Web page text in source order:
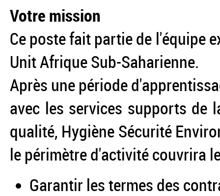
Votre mission
Ce poste fait partie de l'équipe
Unit Afrique Sub-Saharienne.
Après une période
avec les services supports de
qualité, Hygiène Sécurité
le périmètre d'activité couvrira
Garantir les termes des